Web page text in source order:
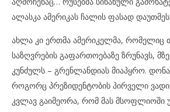
ალასკა ამერიკას ჩალის ფასად დაუთმეს.
ახლა კი ერთმა ამერიკელმა, რომელიც
საზღვრების გაფართოებაზე ზრუნავს,
კუნძულს – გრენლანდიას მიაპყრო.
როგორც პრეზიდენტობის პირველი
კვლავ გაიმეორა, რომ მას მსოფლიოში